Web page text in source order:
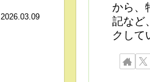
2026.03.09
から、
記など
クして